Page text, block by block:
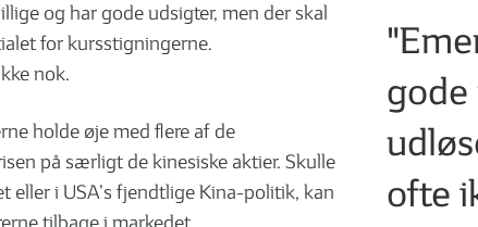
og har gode udsigter, men der skal
for kursstigningerne.
nok.
holde øje med flere af de
på særligt de kinesiske aktier. Skulle
i USA’s fjendtlige Kina-politik, kan
gode
ofte